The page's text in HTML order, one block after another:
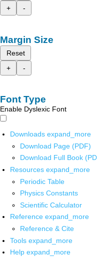
+
-
Margin Size
Reset
+
-
Font Type
Enable Dyslexic Font
Downloads expand_more
Download Page (PDF)
Download Full Book
Resources expand_more
Periodic Table
Physics Constants
Scientific Calculator
Reference expand_more
Reference & Cite
Tools expand_more
Help expand_more